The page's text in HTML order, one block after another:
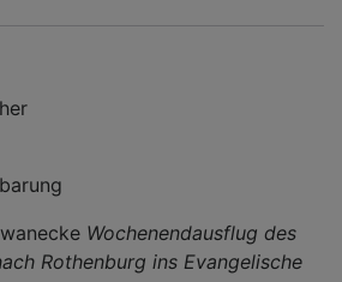
Wochenendausflug des
Rothenburg ins Evangelische